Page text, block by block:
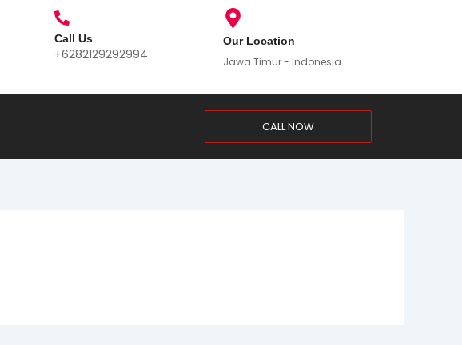
Call Us
+6282129292994
Our Location
Jawa Timur - Indonesia
CALL NOW